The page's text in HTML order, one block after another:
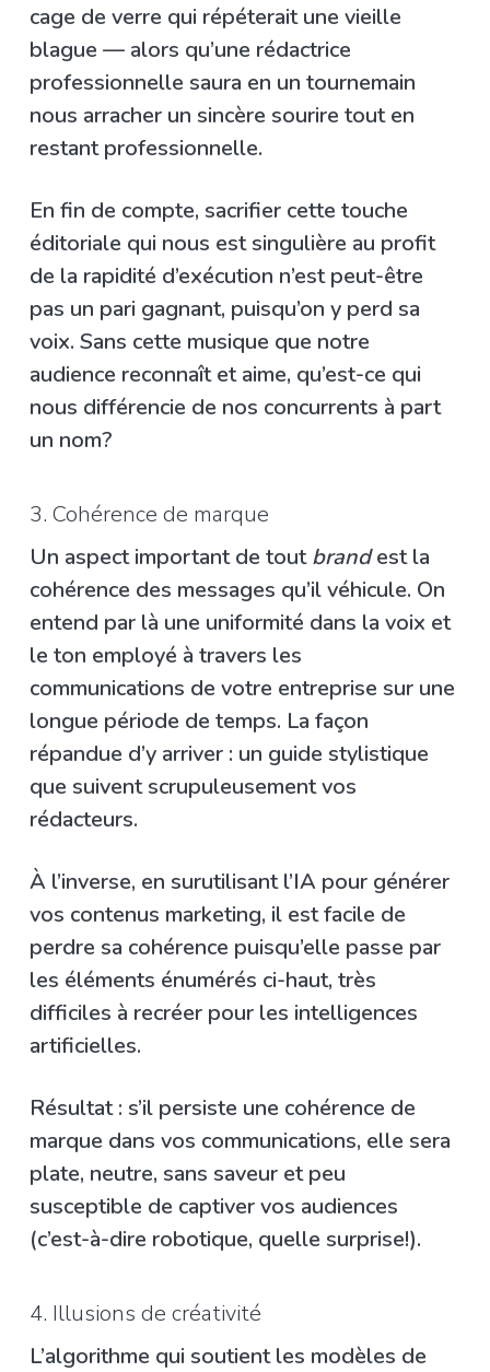
cage de verre qui répéterait une vieille
blague — alors qu’une rédactrice
professionnelle saura en un tournemain
nous arracher un sincère sourire tout en
restant professionnelle.
En fin de compte, sacrifier cette touche
éditoriale qui nous est singulière au profit
de la rapidité d’exécution n’est peut-être
pas un pari gagnant, puisqu’on y perd sa
voix. Sans cette musique que notre
audience reconnaît et aime, qu’est-ce qui
nous différencie de nos concurrents à part
un nom?
3. Cohérence de marque
Un aspect important de toutbrandest la
cohérence des messages qu’il véhicule. On
entend par là une uniformité dans la voix et
le ton employé à travers les
communications de votre entreprise sur une
longue période de temps. La façon
répandue d’y arriver : un guide stylistique
que suivent scrupuleusement vos
rédacteurs.
À l’inverse, en surutilisant l’IA pour générer
vos contenus marketing, il est facile de
perdre sa cohérence puisqu’elle passe par
les éléments énumérés ci-haut, très
difficiles à recréer pour les intelligences
artificielles.
Résultat : s’il persiste une cohérence de
marque dans vos communications, elle sera
plate, neutre, sans saveur et peu
susceptible de captiver vos audiences
(c’est-à-dire robotique, quelle surprise!).
4. Illusions de créativité
L’algorithme qui soutient les modèles de